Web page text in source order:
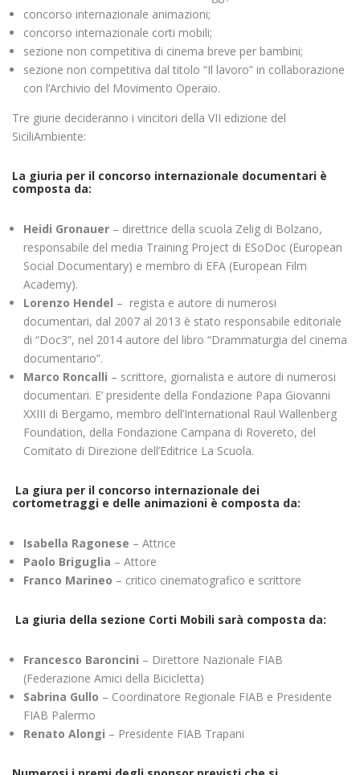
concorso internazionale animazioni;
concorso internazionale corti mobili;
sezione non competitiva di cinema breve per bambini;
sezione non competitiva dal titolo “Il lavoro” in collaborazione
con l’Archivio del Movimento Operaio.
Tre giurie decideranno i vincitori della VII edizione del
SiciliAmbiente:
La giuria per il concorso internazionale documentari è
composta da:
Heidi Gronauer – direttrice della scuola Zelig di Bolzano,
responsabile del media Training Project di ESoDoc (European
Social Documentary) e membro di EFA (European Film
Academy).
Lorenzo Hendel – regista e autore di numerosi
documentari, dal 2007 al 2013 è stato responsabile editoriale
di “Doc3”, nel 2014 autore del libro “Drammaturgia del cinema
documentario”.
Marco Roncalli – scrittore, giornalista e autore di numerosi
documentari. E’ presidente della Fondazione Papa Giovanni
XXIII di Bergamo, membro dell’International Raul Wallenberg
Foundation, della Fondazione Campana di Rovereto, del
Comitato di Direzione dell’Editrice La Scuola.
La giura per il concorso internazionale dei
cortometraggi e delle animazioni è composta da:
Isabella Ragonese – Attrice
Paolo Briguglia – Attore
Franco Marineo – critico cinematografico e scrittore
La giuria della sezione Corti Mobili sarà composta da:
Francesco Baroncini – Direttore Nazionale FIAB
(Federazione Amici della Bicicletta)
Sabrina Gullo – Coordinatore Regionale FIAB e Presidente
FIAB Palermo
Renato Alongi – Presidente FIAB Trapani